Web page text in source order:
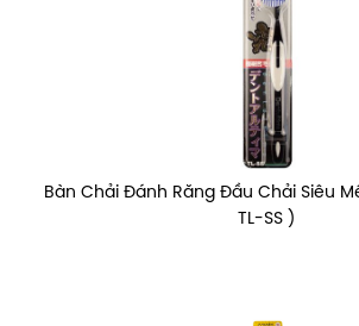
Bàn Chải Đánh Răng Đầu Chải Siêu
TL-SS )